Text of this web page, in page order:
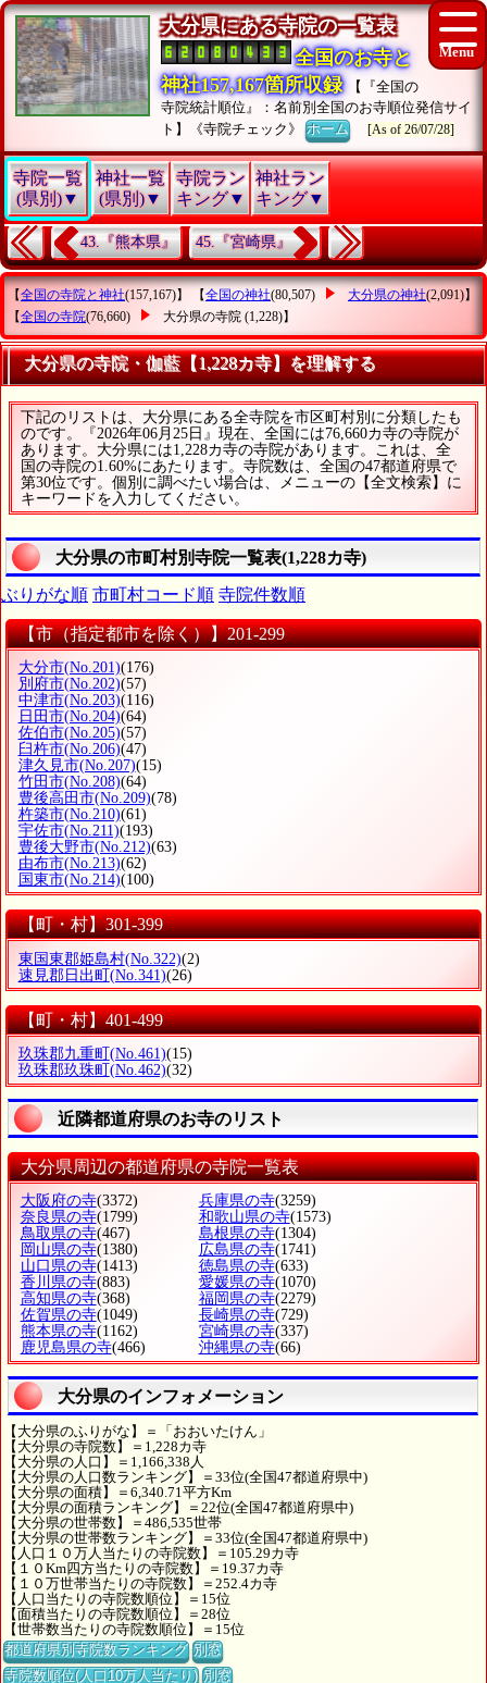
大分県にある寺院の一覧表
全国のお寺と
神社157,167箇所収録
【『全国の
寺院統計順位』：名前別全国のお寺順位発信サイ
ト】《寺院チェック》ホーム [As of 26/07/28]
寺院一覧
(県別)▼
神社一覧
(県別)▼
寺院ラン
キング▼
神社ラン
キング▼
43.『熊本県』 45.『宮崎県』
【全国の寺院と神社(157,167)】 【全国の神社(80,507) 大分県の神社(2,091)】
【全国の寺院(76,660) 大分県の寺院 (1,228)】
大分県の寺院・伽藍【1,228カ寺】を理解する
下記のリストは、大分県にある全寺院を市区町村別に分類したも
のです。『2026年06月25日』現在、全国には76,660カ寺の寺院が
あります。大分県には1,228カ寺の寺院があります。これは、全
国の寺院の1.60%にあたります。寺院数は、全国の47都道府県で
第30位です。個別に調べたい場合は、メニューの【全文検索】に
キーワードを入力してください。
大分県の市町村別寺院一覧表(1,228カ寺)
ぶりがな順 市町村コード順 寺院件数順
【市（指定都市を除く）】201-299
大分市(No.201)(176)
別府市(No.202)(57)
中津市(No.203)(116)
日田市(No.204)(64)
佐伯市(No.205)(57)
臼杵市(No.206)(47)
津久見市(No.207)(15)
竹田市(No.208)(64)
豊後高田市(No.209)(78)
杵築市(No.210)(61)
宇佐市(No.211)(193)
豊後大野市(No.212)(63)
由布市(No.213)(62)
国東市(No.214)(100)
【町・村】301-399
東国東郡姫島村(No.322)(2)
速見郡日出町(No.341)(26)
【町・村】401-499
玖珠郡九重町 (No.461)(15)
玖珠郡玖珠町 (No.462)(32)
近隣都道府県のお寺のリスト
大分県周辺の都道府県の寺院一覧表
大阪府の寺(3372) 兵庫県の寺(3259)
奈良県の寺(1799) 和歌山県の寺(1573)
鳥取県の寺(467) 島根県の寺(1304)
岡山県の寺(1380) 広島県の寺(1741)
山口県の寺(1413) 徳島県の寺(633)
香川県の寺(883) 愛媛県の寺(1070)
高知県の寺(368) 福岡県の寺(2279)
佐賀県の寺(1049) 長崎県の寺(729)
熊本県の寺(1162) 宮崎県の寺(337)
鹿児島県の寺(466) 沖縄県の寺(66)
大分県のインフォメーション
【大分県のふりがな】＝「おおいたけん」
【大分県の寺院数】＝1,228カ寺
【大分県の人口】＝1,166,338人
【大分県の人口数ランキング】＝33位(全国47都道府県中)
【大分県の面積】＝6,340.71平方Km
【大分県の面積ランキング】＝22位(全国47都道府県中)
【大分県の世帯数】＝486,535世帯
【大分県の世帯数ランキング】＝33位(全国47都道府県中)
【人口１０万人当たりの寺院数】＝105.29カ寺
【１０Km四方当たりの寺院数】＝19.37カ寺
【１０万世帯当たりの寺院数】＝252.4カ寺
【人口当たりの寺院数順位】＝15位
【面積当たりの寺院数順位】＝28位
【世帯数当たりの寺院数順位】＝15位
都道府県別寺院数ランキング 別窓
寺院数順位(人口10万人当たり) 別窓